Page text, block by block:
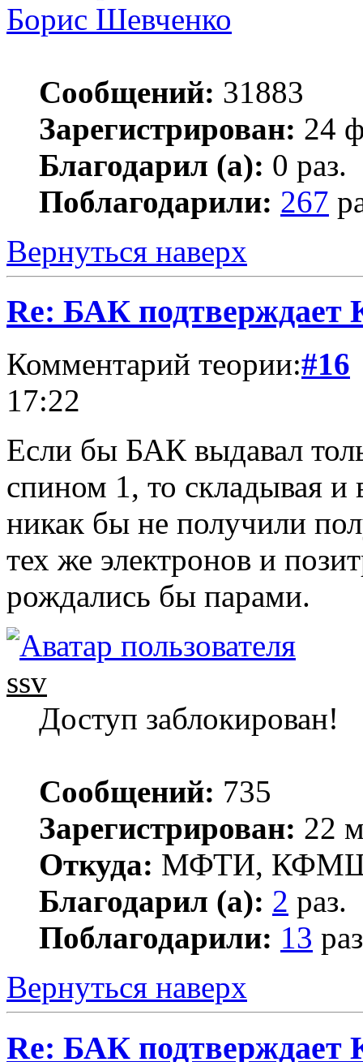
Борис Шевченко
Сообщений: 31883
Зарегистрирован: 24
Благодарил (а): 0 раз.
Поблагодарили: 267
Вернуться наверх
Re: БАК
Комментарий теории:#16
17:22
Если бы БАК выдавал
спином 1, то складывая
никак бы не получили
тех же электронов и
рождались бы парами.
ssv
Доступ заблокирован!
Сообщений: 735
Зарегистрирован: 22
Откуда: МФТИ,
Благодарил (а): 2 раз.
Поблагодарили: 13
Вернуться наверх
Re: БАК